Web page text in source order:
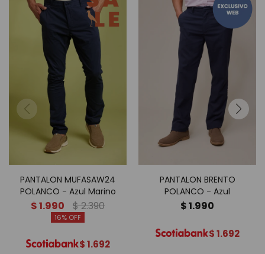
PANTALON MUFASAW24
POLANCO - Azul Marino
$1.990 $2.390
16
$1.692
PANTALON BRENTO
POLANCO - Azul
$1.990
$1.692